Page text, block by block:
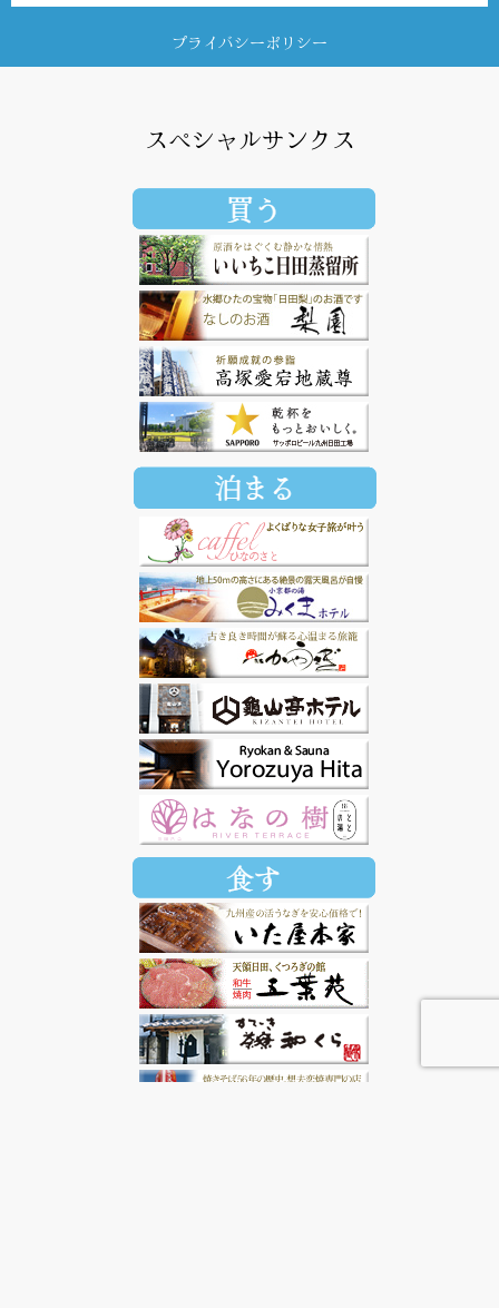
プライバシーポリシー
スペシャルサンクス